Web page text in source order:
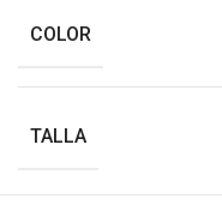
COLOR
TALLA